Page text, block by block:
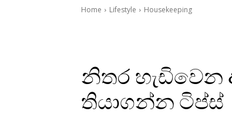
Home Lifestyle Housekeeping
නිතර හැඩිවෙන
තියාගන්න ටිප්ස්